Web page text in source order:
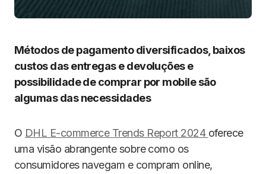
Métodos de pagamento diversificados, baixos
custos das entregas e devoluções e
possibilidade de comprar por mobile são
algumas das necessidades
O DHL E-commerce Trends Report 2024 oferece
uma visão abrangente sobre como os
consumidores navegam e compram online,